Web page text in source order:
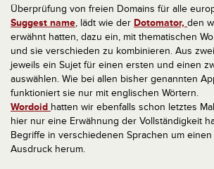
Überprüfung von freien Domains für alle
Suggest name, lädt wie der Dotomator, den
erwähnt hatten, dazu ein, mit thematischen
und sie verschieden zu kombinieren. Aus
jeweils ein Sujet für einen ersten und einen
auswählen. Wie bei allen bisher genannten
funktioniert sie nur mit englischen Wörtern.
Wordoid hatten wir ebenfalls schon letztes
hier nur eine Erwähnung der Vollständigkeit
Begriffe in verschiedenen Sprachen um
Ausdruck herum.